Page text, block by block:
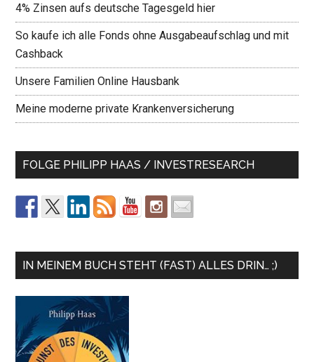
4% Zinsen aufs deutsche Tagesgeld hier
So kaufe ich alle Fonds ohne Ausgabeaufschlag und mit
Cashback
Unsere Familien Online Hausbank
Meine moderne private Krankenversicherung
FOLGE PHILIPP HAAS / INVESTRESEARCH
IN MEINEM BUCH STEHT (FAST) ALLES DRIN… ;)